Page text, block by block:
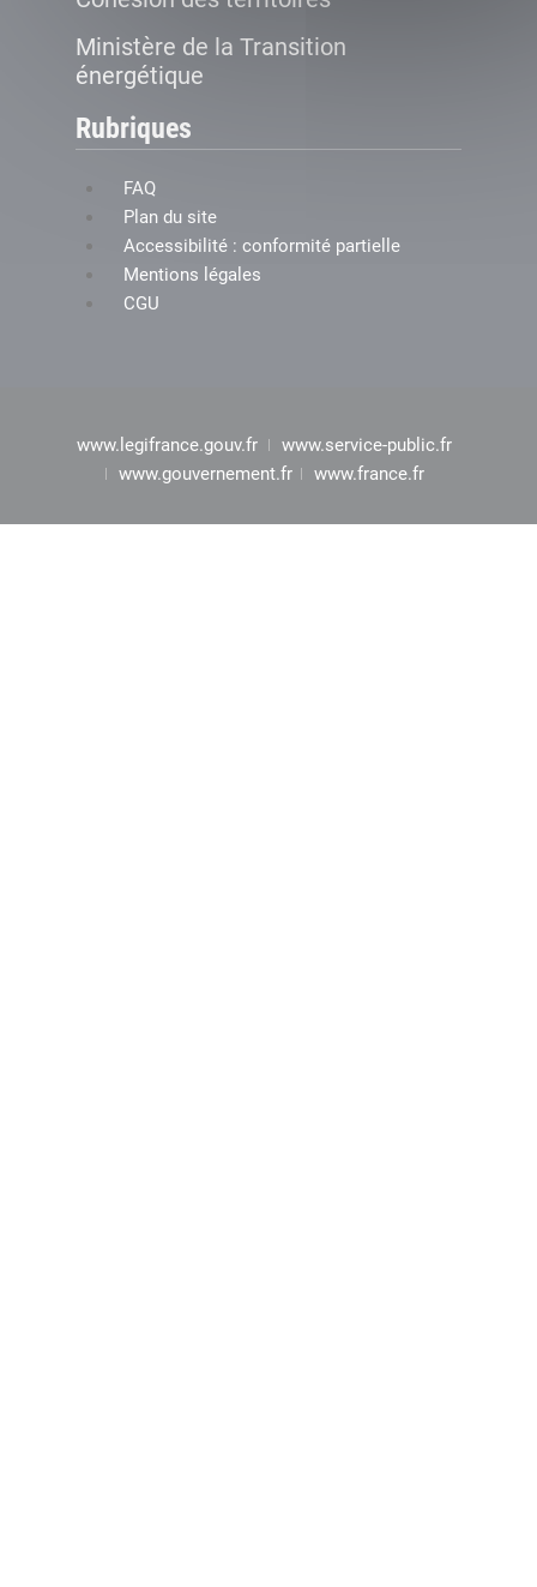
Ministère de la Transition
énergétique
Rubriques
FAQ
Plan du site
Accessibilité : conformité partielle
Mentions légales
CGU
www.legifrance.gouv.fr
www.service-public.fr
www.gouvernement.fr
www.france.fr